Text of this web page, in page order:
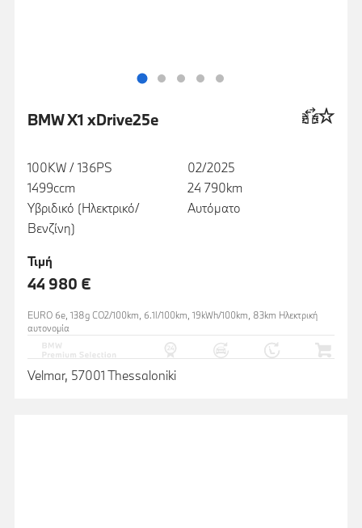
BMW X1 xDrive25e
100KW / 136PS
1499ccm
Υβριδικό (Ηλεκτρικό/
Βενζίνη)
02/2025
24 790km
Αυτόματο
Τιμή
44 980 €
EURO 6e, 138g CO2/100km, 6.1l/100km, 19kWh/100km, 83km Ηλεκτρική
αυτονομία
Velmar, 57001 Thessaloniki